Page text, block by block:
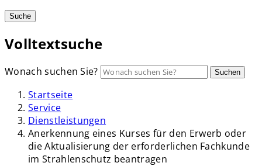
Suche
Volltextsuche
Wonach suchen Sie? Suchen
Startseite
Service
Dienstleistungen
Anerkennung eines Kurses für den Erwerb oder
die Aktualisierung der erforderlichen Fachkunde
im Strahlenschutz beantragen